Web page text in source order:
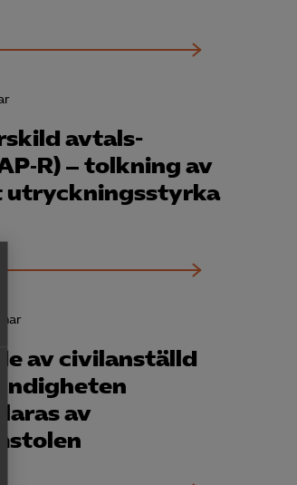
avtals­
– tolkning av
utryckningsstyrka
av civilanställd
av